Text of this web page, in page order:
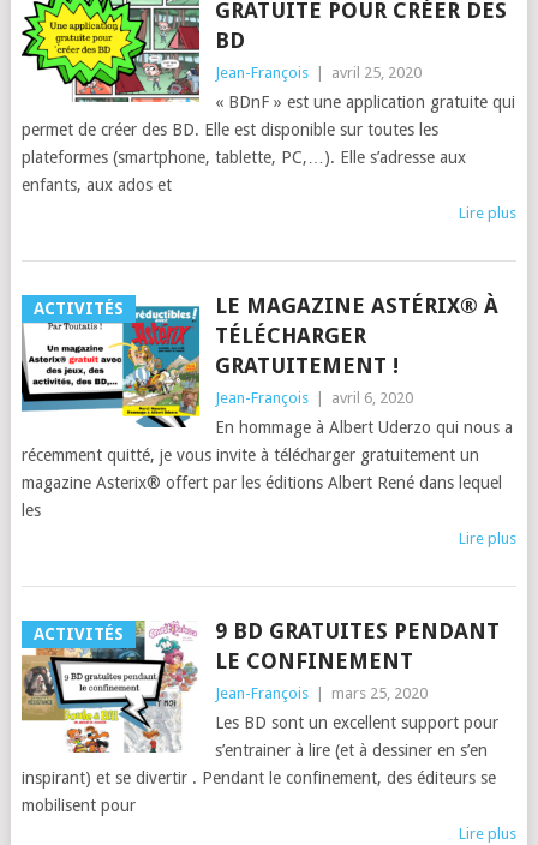
GRATUITE POUR CRÉER DES
BD
Jean-François avril 25, 2020
« BDnF » est une application gratuite qui
permet de créer des BD. Elle est disponible sur toutes les
plateformes (smartphone, tablette, PC,…). Elle s’adresse aux
enfants, aux ados et
Lire plus
ACTIVITÉS
LE MAGAZINE ASTÉRIX® À
TÉLÉCHARGER
GRATUITEMENT !
Jean-François avril 6, 2020
En hommage à Albert Uderzo qui nous a
récemment quitté, je vous invite à télécharger gratuitement un
magazine Asterix® offert par les éditions Albert René dans lequel
les
Lire plus
ACTIVITÉS
9 BD GRATUITES PENDANT
LE CONFINEMENT
Jean-François mars 25, 2020
Les BD sont un excellent support pour
s’entrainer à lire (et à dessiner en s’en
inspirant) et se divertir . Pendant le confinement, des éditeurs se
mobilisent pour
Lire plus